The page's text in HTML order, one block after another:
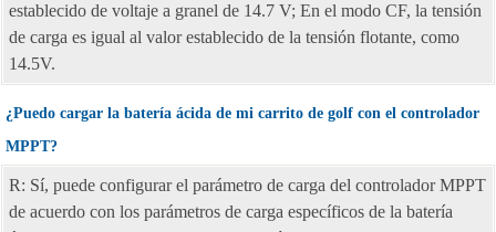
establecido de voltaje a granel de 14.7 V; En el modo CF, la tensión
de carga es igual al valor establecido de la tensión flotante, como
14.5V.
¿Puedo cargar la batería ácida de mi carrito de golf con el controlador
MPPT?
R: Sí, puede configurar el parámetro de carga del controlador MPPT
de acuerdo con los parámetros de carga específicos de la batería